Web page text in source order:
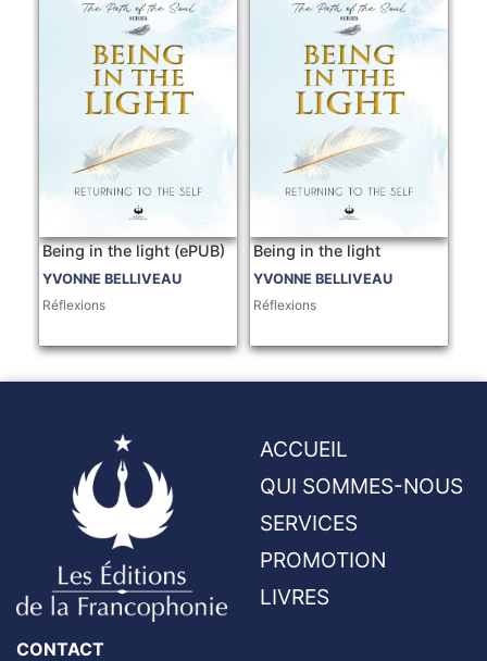
Being in the light (ePUB)
YVONNE BELLIVEAU
Réflexions
Being in the light
YVONNE BELLIVEAU
Réflexions
ACCUEIL
QUI SOMMES-NOUS
SERVICES
PROMOTION
LIVRES
CONTACT